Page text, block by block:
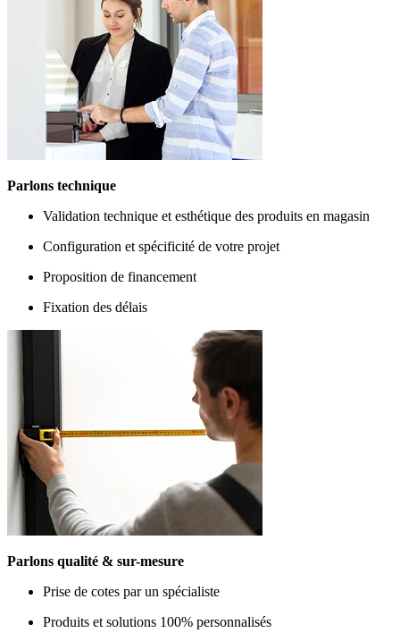
Parlons technique
Validation technique et esthétique des produits en magasin
Configuration et spécificité de votre projet
Proposition de financement
Fixation des délais
Parlons qualité & sur-mesure
Prise de cotes par un spécialiste
Produits et solutions 100% personnalisés